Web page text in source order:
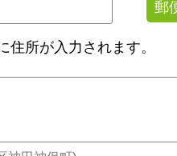
郵
住所が入力されます。